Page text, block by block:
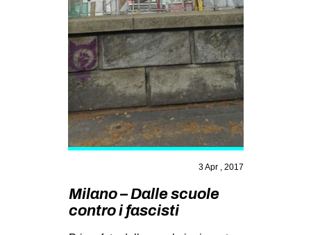
STUDENTI TSUNAMI
ZAM
MILANO
MOBILITAZIONI
SPAZI
SPORT POPOLARE
ANTIFASCISMO
3 Apr , 2017
Milano – Dalle scuole
contro i fascisti